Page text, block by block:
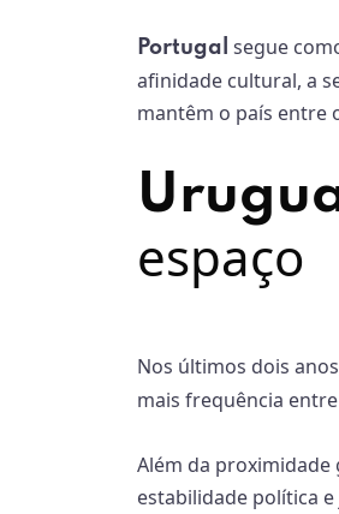
Portugal segue
afinidade cultural, a
mantêm o país entre
espaço
Nos últimos dois
mais frequência
Além da proximidade
estabilidade política